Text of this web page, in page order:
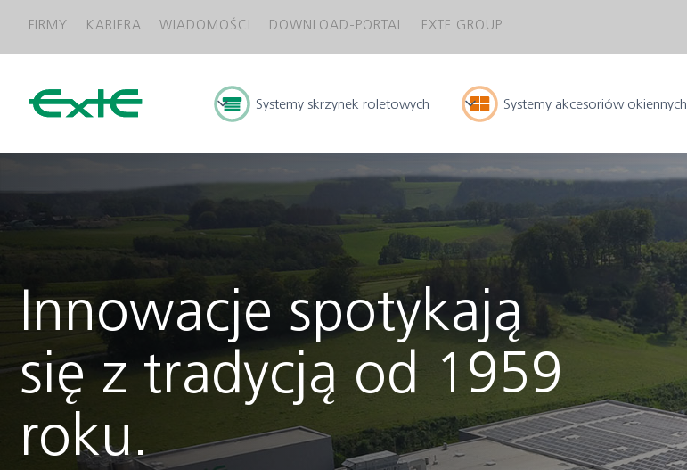
FIRMY KARIERA WIADOMOŚCI DOWNLOAD-PORTAL EXTE GROUP
Systemy skrzynek roletowych Systemy akcesoriów okiennych
Innowacje spotykają
się z tradycją od 1959
roku.